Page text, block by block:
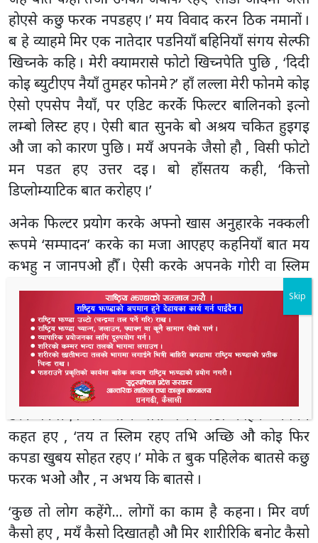
होएसे कछु फरक नपडहए ।’ मय विवाद करन ठिक नमानों ।
ब हे व्याहमे मिर एक नातेदार पडनियाँ बहिनियाँ संगय सेल्फी
खिच्नके कहि । मेरी क्यामरासे फोटो खिच्नपेति पुछि , ‘दिदी
कोइ ब्युटीएप नैयाँ तुमहर फोनमे ?’ हाँ लल्ला मेरी फोनमे कोइ
ऐसो एपसेप नैयाँ, पर एडिट करर्के फिल्टर बालिनको इत्नो
लम्बो लिस्ट हए । ऐसी बात सुनके बो अश्रय चकित हुइगइ
औ जा को कारण पुछि । मयँ अपनके जैसो हौ , विसी फोटो
मन पडत हए उत्तर दइ । बो हाँसतय कही, ‘कित्तो
डिप्लोम्याटिक बात करोहए ।’
अनेक फिल्टर प्रयोग करके अफ्नो खास अनुहारके नक्कली
रूपमे ‘सम्पादन’ करके का मजा आएहए कहनियाँ बात मय
कभहु न जानपओ हौँ । ऐसी करके अपनके गोरी वा स्लिम
बनाएके २६, २४, ३६ की मापदण्डमे बनानके मोके कभहु ना
इच्छा भओ । कलेजमे पढत बेरी मयँ जद्धि स्लिम रहौ ।
वर्षौंपच्छु प्लस टु पढ्तको एक संगीसे भेट भओ बो मोके
देखतय कि कहि , देखौ त कित्नो मोटीहुइगओ हए ?’ बो बहे
संगिन हए जौन मोसे घरी घरी कहत रहए , ‘लुरी हावाको एक
झोका आबैगो औ तोके उडाएके लइजएहए । गोझामे पथर
डरके निगीए । पर आज थोरी वजन बढो कहिके अपनय
कहत हए , ‘तय त स्लिम रहए तभि अच्छि औ कोइ फिर
कपडा खुबय सोहत रहए ।’ मोके त बुक पहिलेक बातसे कछु
फरक भओ और , न अभय कि बातसे ।
‘कुछ तो लोग कहेंगे… लोगों का काम है कहना । मिर वर्ण
कैसो हए , मयँ कैसो दिखातहौ औ मिर शारीरिकि बनोट कैसो
Skip